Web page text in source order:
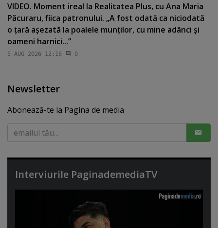
VIDEO. Moment ireal la Realitatea Plus, cu Ana Maria
Păcuraru, fiica patronului. „A fost odată ca niciodată
o ţară aşezată la poalele munţilor, cu mine adânci şi
oameni harnici...”
5 AUG 2026 12:16 0
Newsletter
Abonează-te la Pagina de media
Interviurile PaginademediaTV